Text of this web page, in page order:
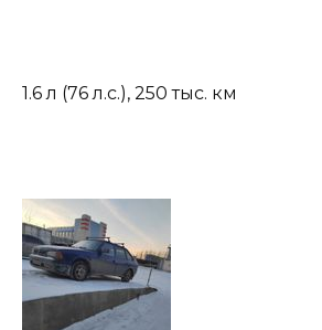
1.6 л (76 л.с.), 250 тыс. км